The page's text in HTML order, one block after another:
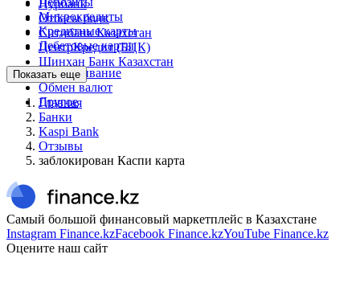
Нурбанк
Отбасы банк
Ситибанк Казахстан
ЦентрКредит (БЦК)
Шинхан Банк Казахстан
Микрокредиты
Кредитные карты
Дебетовые карты
Обслуживание
Обмен валют
Другое
Показать еще
Главная
Банки
Kaspi Bank
Отзывы
заблокирован Каспи карта
Самый большой финансовый маркетплейс в Казахстане
Instagram Finance.kzFacebook Finance.kzYouTube Finance.kz
Оцените наш сайт